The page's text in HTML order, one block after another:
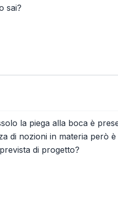
sai?
la piega alla boca è
di nozioni in materia però
di progetto?